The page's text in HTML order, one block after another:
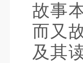
故事
而又
及其